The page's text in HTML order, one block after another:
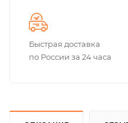
Быстрая доставка
по России за 24 часа